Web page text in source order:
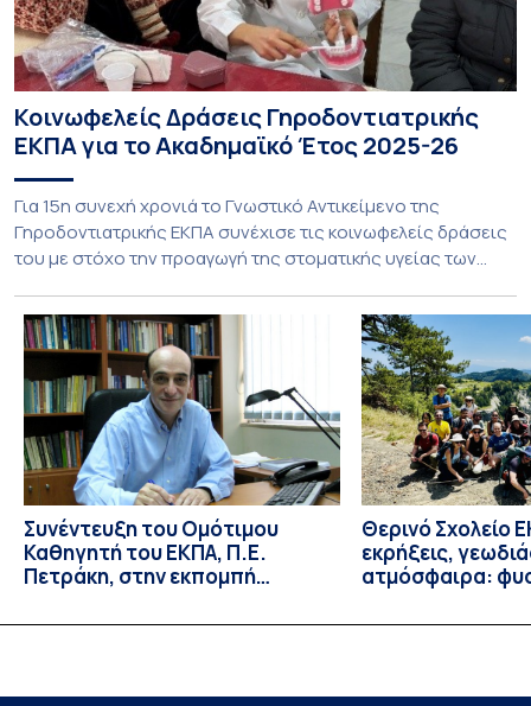
Κοινωφελείς Δράσεις Γηροδοντιατρικής
ΕΚΠΑ για το Ακαδημαϊκό Έτος 2025-26
Για 15η συνεχή χρονιά το Γνωστικό Αντικείμενο της
Γηροδοντιατρικής ΕΚΠΑ συνέχισε τις κοινωφελείς δράσεις
του με στόχο την προαγωγή της στοματικής υγείας των
υποχρεωτικής «κοινωφελούς μάθησης» στο μάθημα της
Γηροδοντιατρικής 10ου εξαμήνου, περιλάμβανε
εκπαιδευτικές δραστηριότητες στο Γηροκομείο-
Πτωχοκομείο Αθηνών, στο Οδοντιατρικό Τμήμα/Μονάδα
ΑΜΕΑ Ενηλίκων Ασκληπιείου Βούλας, στο Κέντρο
Γηριατρικής […]
Συνέντευξη του Ομότιμου
Καθηγητή του ΕΚΠΑ, Π.Ε.
Πετράκη, στην εκπομπή
Θερινό Σχολείο
εκρήξεις,
ατμόσφαιρα:
βιολογικές